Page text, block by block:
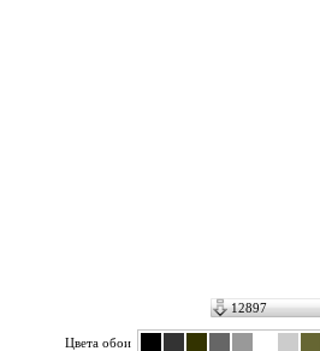
12897
Цвета обои